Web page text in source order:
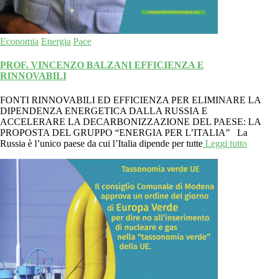
Economia Energia Pace
PROF. VINCENZO BALZANI EFFICIENZA E
RINNOVABILI
FONTI RINNOVABILI ED EFFICIENZA PER ELIMINARE LA
DIPENDENZA ENERGETICA DALLA RUSSIA E
ACCELERARE LA DECARBONIZZAZIONE DEL PAESE: LA
PROPOSTA DEL GRUPPO “ENERGIA PER L’ITALIA” La
Russia è l’unico paese da cui l’Italia dipende per tutte Leggi tutto